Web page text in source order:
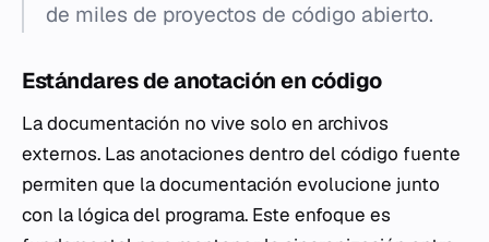
de miles de proyectos de código abierto.
Estándares de anotación en código
La documentación no vive solo en archivos
externos. Las anotaciones dentro del código fuente
permiten que la documentación evolucione junto
con la lógica del programa. Este enfoque es